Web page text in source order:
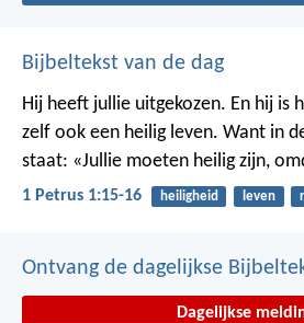
Bijbeltekst van de dag
Hij heeft jullie uitgekozen. En hij is
zelf ook een heilig leven. Want in
staat: «Jullie moeten heilig zijn,
1 Petrus 1:15-16 heiligheid leven
Ontvang de dagelijkse
Dagelijkse